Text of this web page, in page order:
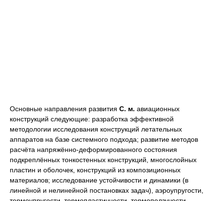
Основные направления развития С. м. авиационных
конструкций следующие: разработка эффективной
методологии исследования конструкций летательных
аппаратов на базе системного подхода; развитие методов
расчёта напряжённо-деформированного состояния
подкреплённых тонкостенных конструкций, многослойных
пластин и оболочек, конструкций из композиционных
материалов; исследование устойчивости и динамики (в
линейной и нелинейной постановках задач), аэроупругости,